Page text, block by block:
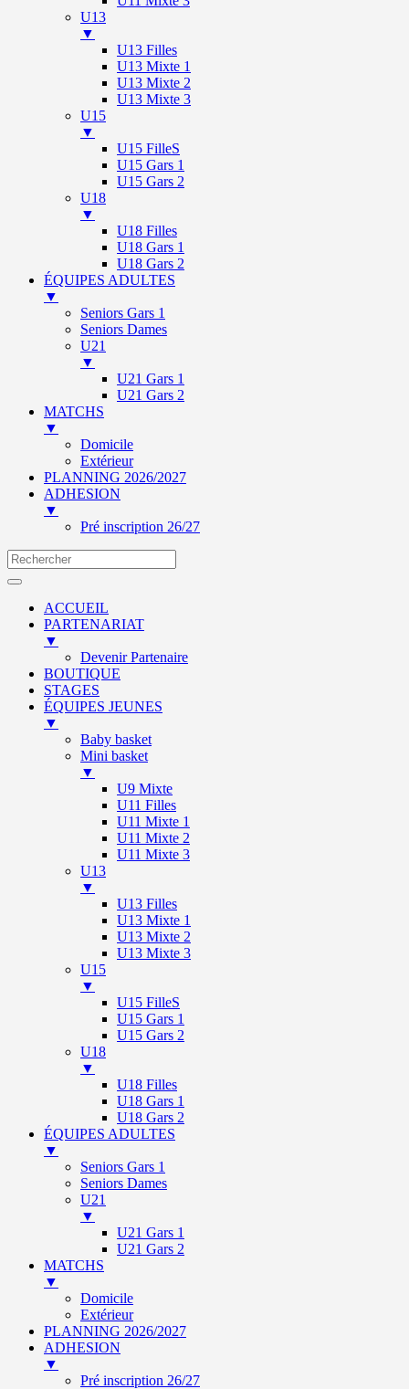
U13
▼
U13 Filles
U13 Mixte 1
U13 Mixte 2
U13 Mixte 3
U15
▼
U15 FilleS
U15 Gars 1
U15 Gars 2
U18
▼
U18 Filles
U18 Gars 1
U18 Gars 2
ÉQUIPES ADULTES
▼
Seniors Gars 1
Seniors Dames
U21
▼
U21 Gars 1
U21 Gars 2
MATCHS
▼
Domicile
Extérieur
PLANNING 2026/2027
ADHESION
▼
Pré inscription 26/27
ACCUEIL
PARTENARIAT
▼
Devenir Partenaire
BOUTIQUE
STAGES
ÉQUIPES JEUNES
▼
Baby basket
Mini basket
▼
U9 Mixte
U11 Filles
U11 Mixte 1
U11 Mixte 2
U11 Mixte 3
U13
▼
U13 Filles
U13 Mixte 1
U13 Mixte 2
U13 Mixte 3
U15
▼
U15 FilleS
U15 Gars 1
U15 Gars 2
U18
▼
U18 Filles
U18 Gars 1
U18 Gars 2
ÉQUIPES ADULTES
▼
Seniors Gars 1
Seniors Dames
U21
▼
U21 Gars 1
U21 Gars 2
MATCHS
▼
Domicile
Extérieur
PLANNING 2026/2027
ADHESION
▼
Pré inscription 26/27